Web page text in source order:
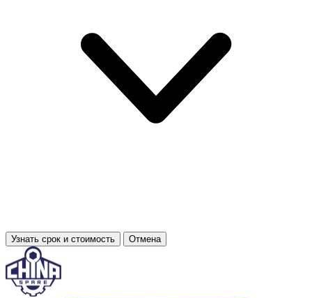
Узнать срок и стоимость Отмена